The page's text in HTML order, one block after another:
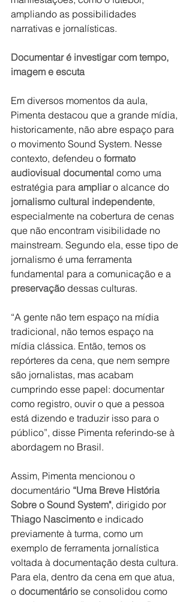
ampliando as possibilidades
narrativas e jornalísticas.
Documentar é investigar com tempo,
imagem e escuta
Em diversos momentos da aula,
Pimenta destacou que a grande mídia,
historicamente, não abre espaço para
o movimento Sound System. Nesse
contexto, defendeu o formato
audiovisual documental como uma
estratégia para ampliar o alcance do
jornalismo cultural independente,
especialmente na cobertura de cenas
que não encontram visibilidade no
mainstream. Segundo ela, esse tipo de
jornalismo é uma ferramenta
fundamental para a comunicação e a
preservação dessas culturas.
“A gente não tem espaço na mídia
tradicional, não temos espaço na
mídia clássica. Então, temos os
repórteres da cena, que nem sempre
são jornalistas, mas acabam
cumprindo esse papel: documentar
como registro, ouvir o que a pessoa
está dizendo e traduzir isso para o
público”, disse Pimenta referindo-se à
abordagem no Brasil.
Assim, Pimenta mencionou o
documentário “Uma Breve História
Sobre o Sound System", dirigido por
Thiago Nascimento e indicado
previamente à turma, como um
exemplo de ferramenta jornalística
voltada à documentação desta cultura.
Para ela, dentro da cena em que atua,
o documentário se consolidou como